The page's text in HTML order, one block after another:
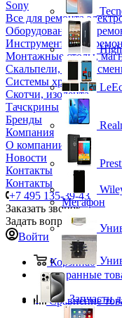
Sony
Все для ремонта
Оборудование для
Инструменты для
Монтажные столы,
Скальпели, лезвия
Системы хранения
Скотчи, изолента
Тачскрины
Бренды
Компания
О компании
Новости
Контакты
Контакты
+7 495 135-39-43
Заказать звонок
Задать вопрос
Войти
Корзина0
Избранные
Сравнение
Мегафон
Запчасти